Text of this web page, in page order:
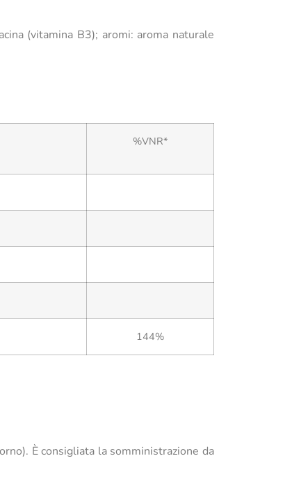
(vitamina B3); aromi: aroma naturale
%VNR*
144%
È consigliata la somministrazione da